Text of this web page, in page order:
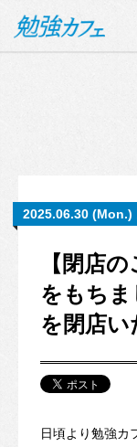
2025.06.30 (Mon.)
【閉店
をもち
を閉店
日頃より勉強カ